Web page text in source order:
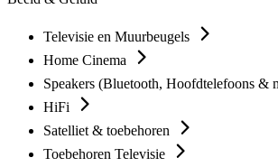
Televisie en Muurbeugels
Home Cinema
Speakers (Bluetooth, Hoofdtelefoons &
HiFi
Satelliet & toebehoren
Toebehoren Televisie